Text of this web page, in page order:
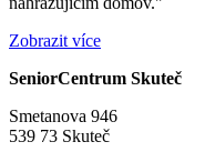
Zobrazit více
SeniorCentrum Skuteč
Smetanova 946
539 73 Skuteč